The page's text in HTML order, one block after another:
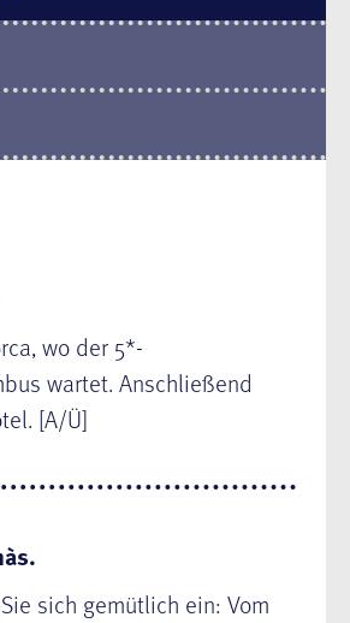
wo der 5*-
wartet. Anschließend
[A/Ü]
sich gemütlich ein: Vom